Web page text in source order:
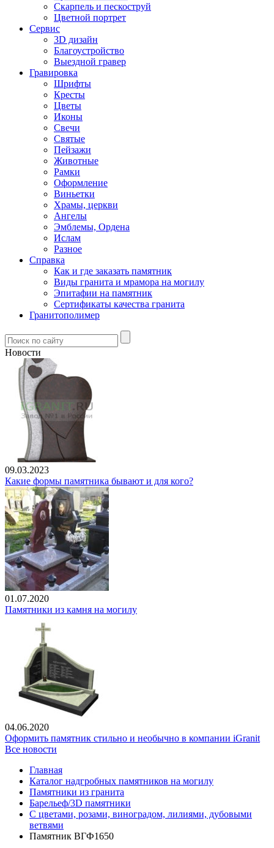
Скарпель и пескоструй
Цветной портрет
Сервис
3D дизайн
Благоустройство
Выездной гравер
Гравировка
Шрифты
Кресты
Цветы
Иконы
Свечи
Святые
Пейзажи
Животные
Рамки
Оформление
Виньетки
Храмы, церкви
Ангелы
Эмблемы, Ордена
Ислам
Разное
Справка
Как и где заказать памятник
Виды гранита и мрамора на могилу
Эпитафии на памятник
Сертификаты качества гранита
Гранитополимер
Новости
09.03.2023
Какие формы памятника бывают и для кого?
01.07.2020
Памятники из камня на могилу
04.06.2020
Оформить памятник стильно и необычно в компании iGranit
Все новости
Главная
Каталог надгробных памятников на могилу
Памятники из гранита
Барельеф/3D памятники
С цветами, розами, виноградом, лилиями, дубовыми
ветвями
Памятник ВГФ1650